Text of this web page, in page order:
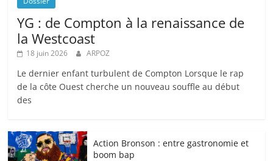
YG : de Compton à la renaissance de
la Westcoast
18 juin 2026 ARPOZ
Le dernier enfant turbulent de Compton Lorsque le rap
de la côte Ouest cherche un nouveau souffle au début
des
Action Bronson : entre gastronomie et
boom bap